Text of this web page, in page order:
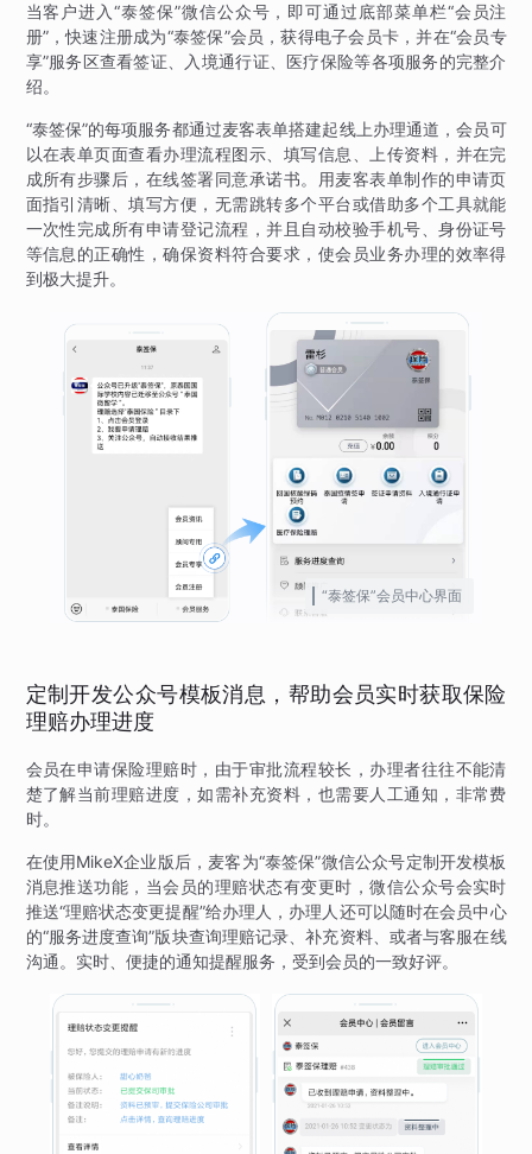
当客户进入“泰签保”微信公众号，即可通过底部菜单栏“会员注
册”，快速注册成为“泰签保”会员，获得电子会员卡，并在“会员专
享”服务区查看签证、入境通行证、医疗保险等各项服务的完整介
绍。
“泰签保”的每项服务都通过麦客表单搭建起线上办理通道，会员可
以在表单页面查看办理流程图示、填写信息、上传资料，并在完
成所有步骤后，在线签署同意承诺书。用麦客表单制作的申请页
面指引清晰、填写方便，无需跳转多个平台或借助多个工具就能
一次性完成所有申请登记流程，并且自动校验手机号、身份证号
等信息的正确性，确保资料符合要求，使会员业务办理的效率得
到极大提升。
“泰签保”会员中心界面
定制开发公众号模板消息，帮助会员实时获取保险
理赔办理进度
会员在申请保险理赔时，由于审批流程较长，办理者往往不能清
楚了解当前理赔进度，如需补充资料，也需要人工通知，非常费
时。
在使用MikeX企业版后，麦客为“泰签保”微信公众号定制开发模板
消息推送功能，当会员的理赔状态有变更时，微信公众号会实时
推送“理赔状态变更提醒”给办理人，办理人还可以随时在会员中心
的“服务进度查询”版块查询理赔记录、补充资料、或者与客服在线
沟通。实时、便捷的通知提醒服务，受到会员的一致好评。